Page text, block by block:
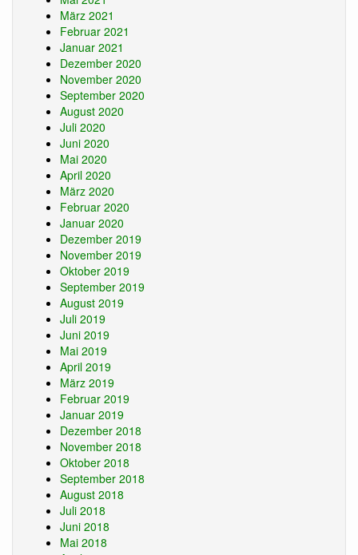
März 2021
Februar 2021
Januar 2021
Dezember 2020
November 2020
September 2020
August 2020
Juli 2020
Juni 2020
Mai 2020
April 2020
März 2020
Februar 2020
Januar 2020
Dezember 2019
November 2019
Oktober 2019
September 2019
August 2019
Juli 2019
Juni 2019
Mai 2019
April 2019
März 2019
Februar 2019
Januar 2019
Dezember 2018
November 2018
Oktober 2018
September 2018
August 2018
Juli 2018
Juni 2018
Mai 2018